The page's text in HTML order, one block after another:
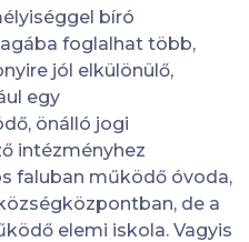
bíró
foglalhat több,
jól elkülönülő,
egy
önálló jogi
intézményhez
faluban működő óvoda,
de a
elemi iskola. Vagyis